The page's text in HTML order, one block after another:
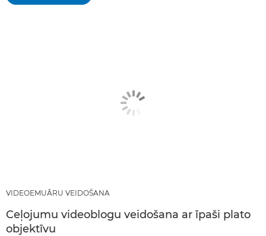
VIDEOEMUĀRU VEIDOŠANA
Ceļojumu videoblogu veidošana ar īpaši plato
objektīvu